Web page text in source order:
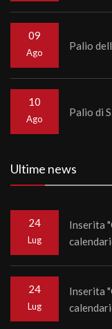
09
Ago
Palio
10
Ago
Palio di
Ultime news
24
Lug
Inserita
24
Lug
Inserita